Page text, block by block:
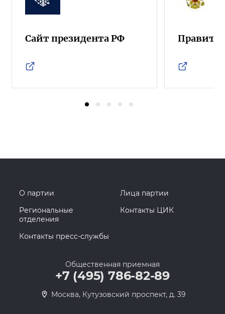
Сайт президента РФ
О партии
Лица партии
Региональные
отделения
Контакты ЦИК
Контакты пресс-службы
Общественная приемная
+7 (495) 786-82-89
Москва, Кутузовский проспект, д. 39